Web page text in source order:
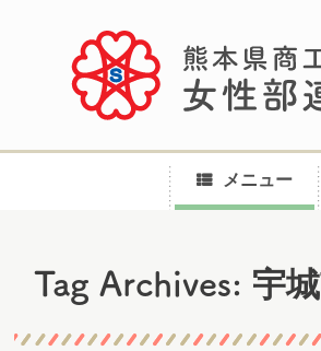
メニュー
ン
Tag Archives: 宇